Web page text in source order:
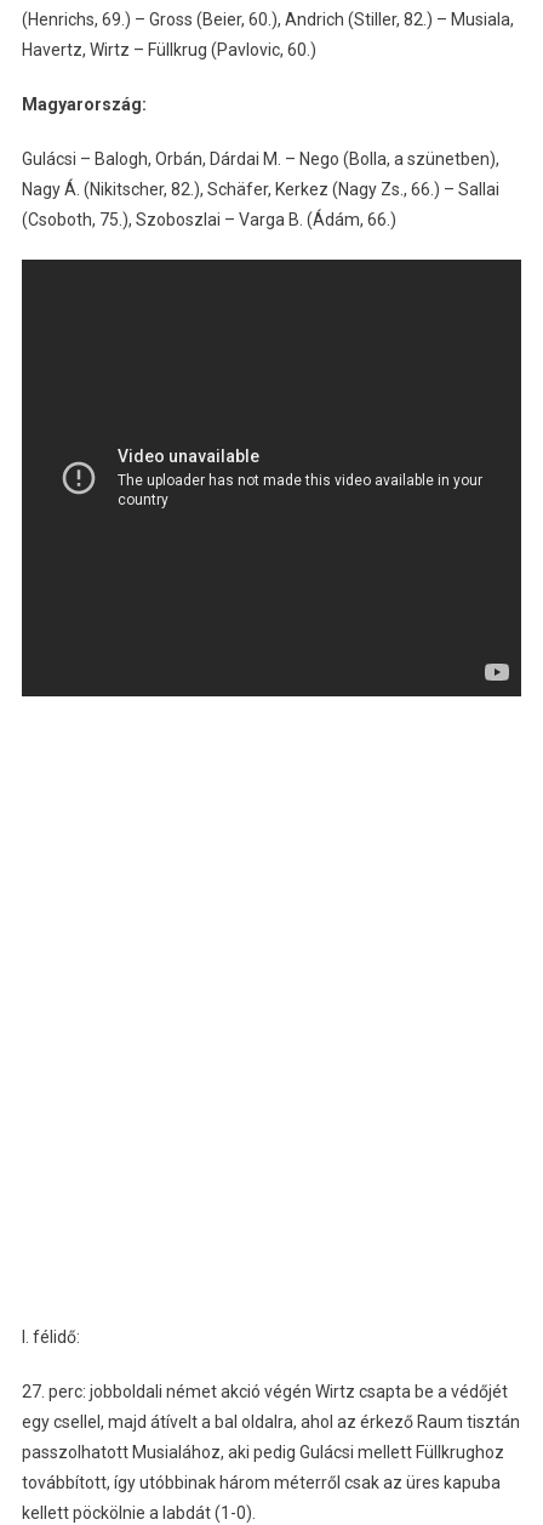
(Henrichs, 69.) – Gross (Beier, 60.), Andrich (Stiller, 82.) – Musiala,
Havertz, Wirtz – Füllkrug (Pavlovic, 60.)
Magyarország:
Gulácsi – Balogh, Orbán, Dárdai M. – Nego (Bolla, a szünetben),
Nagy Á. (Nikitscher, 82.), Schäfer, Kerkez (Nagy Zs., 66.) – Sallai
(Csoboth, 75.), Szoboszlai – Varga B. (Ádám, 66.)
I. félidő:
27. perc: jobboldali német akció végén Wirtz csapta be a védőjét
egy csellel, majd átívelt a bal oldalra, ahol az érkező Raum tisztán
passzolhatott Musialához, aki pedig Gulácsi mellett Füllkrughoz
továbbított, így utóbbinak három méterről csak az üres kapuba
kellett pöckölnie a labdát (1-0).